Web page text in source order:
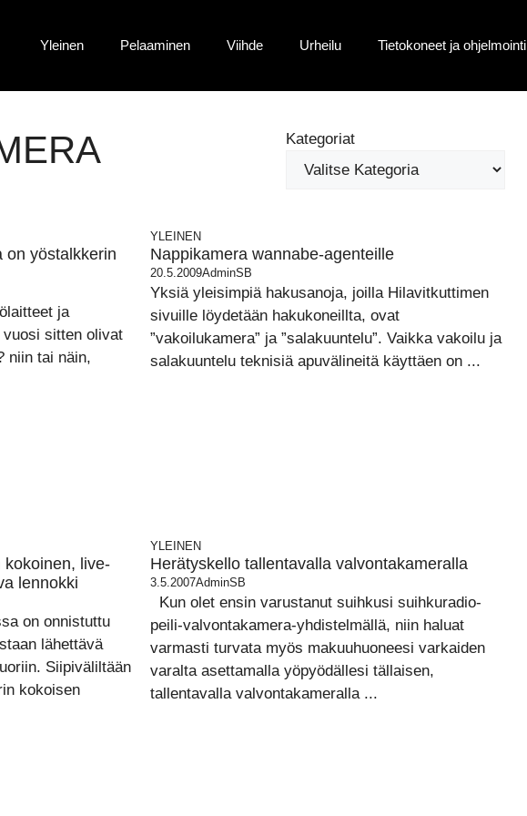
Yleinen Pelaaminen Viihde Urheilu Tietokoneet ja ohjelmointi
Kategoriat
on yöstalkkerin
ja
vuosi sitten olivat
niin tai näin,
YLEINEN
Nappikamera wannabe-agenteille
20.5.2009AdminSB
Yksiä yleisimpiä hakusanoja, joilla Hilavitkuttimen
sivuille löydetään hakukoneillta, ovat
”vakoilukamera” ja ”salakuuntelu”. Vaikka vakoilu ja
salakuuntelu teknisiä apuvälineitä käyttäen on ...
kokoinen, live-
lennokki
on onnistuttu
lähettävä
Siipiväliltään
kokoisen
YLEINEN
Herätyskello tallentavalla valvontakameralla
3.5.2007AdminSB
Kun olet ensin varustanut suihkusi suihkuradio-
peili-valvontakamera-yhdistelmällä, niin haluat
varmasti turvata myös makuuhuoneesi varkaiden
varalta asettamalla yöpyödällesi tällaisen,
tallentavalla valvontakameralla ...